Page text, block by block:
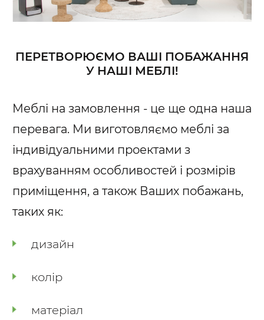
ПЕРЕТВОРЮЄМО ВАШІ ПОБАЖАННЯ
У НАШІ МЕБЛІ!
Меблі на замовлення - це ще одна наша
перевага. Ми виготовляємо меблі за
індивідуальними проектами з
врахуванням особливостей і розмірів
приміщення, а також Ваших побажань,
таких як:
дизайн
колір
матеріал